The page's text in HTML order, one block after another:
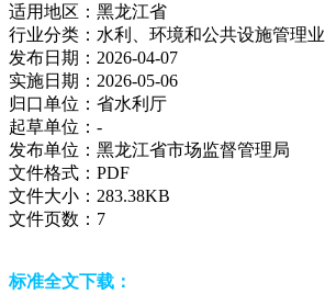
适用地区： 黑龙江省
行业分类： 水利、环境和公共设施管理业
发布日期： 2026-04-07
实施日期： 2026-05-06
归口单位： 省水利厅
起草单位： -
发布单位： 黑龙江省市场监督管理局
文件格式： PDF
文件大小： 283.38KB
文件页数： 7
标准全文下载：